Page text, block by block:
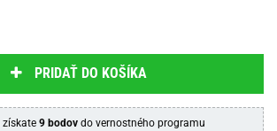
PRIDAŤ DO KOŠÍKA
získate 9 bodov do vernostného programu